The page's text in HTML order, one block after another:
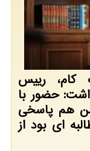
کام، رییس
حضور با
در راهپیمایی 22 بهمن هم پاسخی
ای بود از